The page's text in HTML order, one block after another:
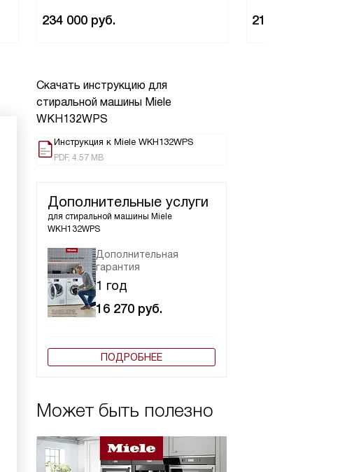
234 000 руб. 214 500
Скачать инструкцию для
стиральной машины Miele
WKH132WPS
Инструкция к Miele WKH132WPS
PDF, 4.57 MB
Дополнительные услуги
для стиральной машины Miele
WKH132WPS
Дополнительная
гарантия
1 год
16 270 руб.
ПОДРОБНЕЕ
Может быть полезно